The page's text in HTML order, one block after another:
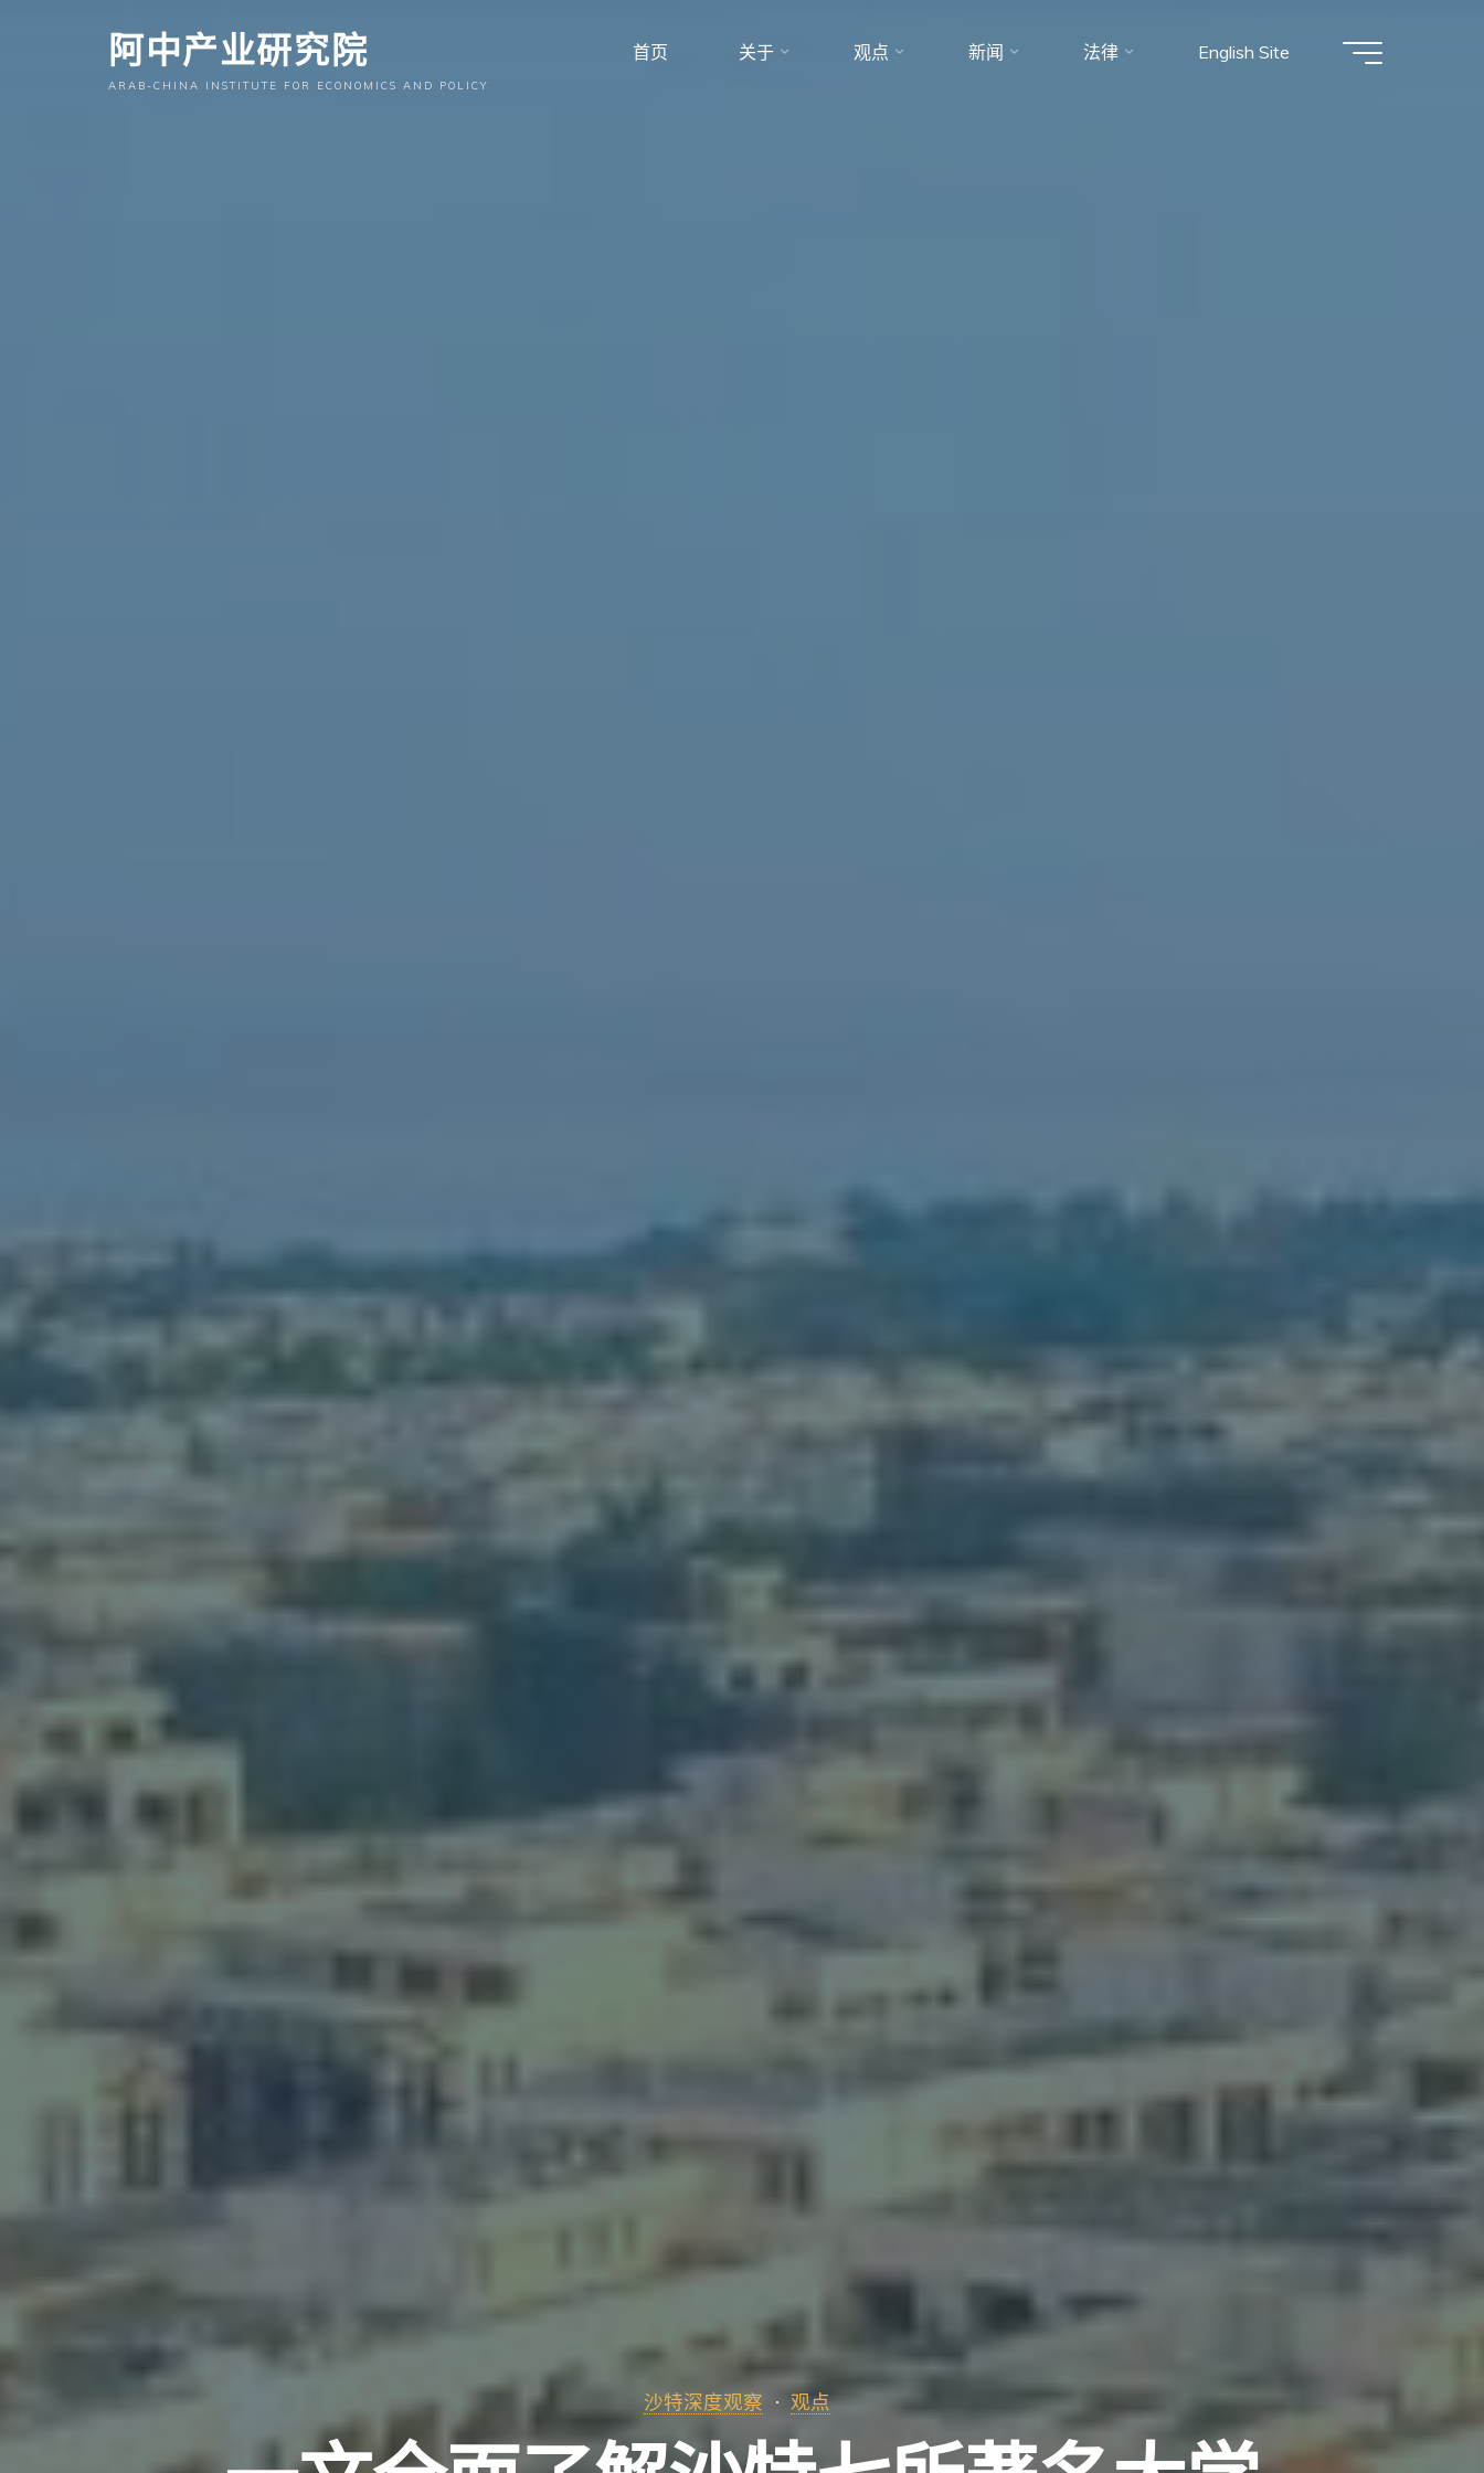
阿中产业研究院
ARAB-CHINA INSTITUTE FOR ECONOMICS AND POLICY
首页 关于 观点 新闻 法律 English Site
沙特深度观察 观点